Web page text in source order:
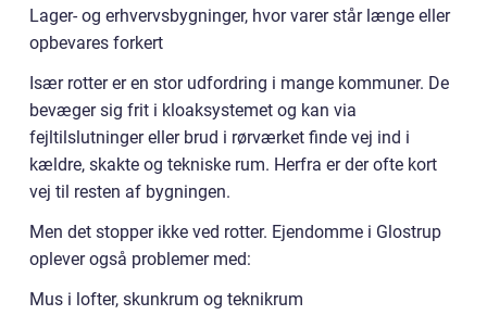
Lager- og erhvervsbygninger, hvor varer står længe eller
opbevares forkert
Især rotter er en stor udfordring i mange kommuner. De
bevæger sig frit i kloaksystemet og kan via
fejltilslutninger eller brud i rørværket finde vej ind i
kældre, skakte og tekniske rum. Herfra er der ofte kort
vej til resten af bygningen.
Men det stopper ikke ved rotter. Ejendomme i Glostrup
oplever også problemer med:
Mus i lofter, skunkrum og teknikrum